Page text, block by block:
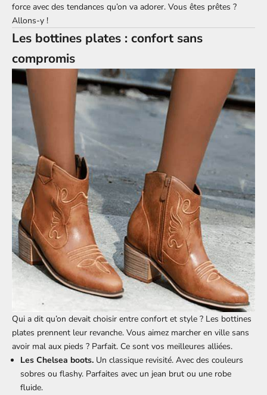
force avec des tendances qu’on va adorer. Vous êtes prêtes ?
Allons-y !
Les bottines plates : confort sans
compromis
Qui a dit qu’on devait choisir entre confort et style ? Les bottines
plates prennent leur revanche. Vous aimez marcher en ville sans
avoir mal aux pieds ? Parfait. Ce sont vos meilleures alliées.
Les Chelsea boots. Un classique revisité. Avec des couleurs
sobres ou flashy. Parfaites avec un jean brut ou une robe
fluide.